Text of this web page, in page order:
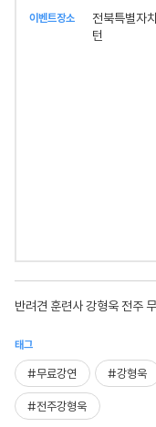
이벤트장소
전북특별자
턴
반려견 훈련사 강형욱 전주
태그
#무료강연 #강형욱
#전주강형욱